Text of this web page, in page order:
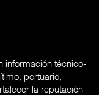
información técnico-
portuario,
la reputación